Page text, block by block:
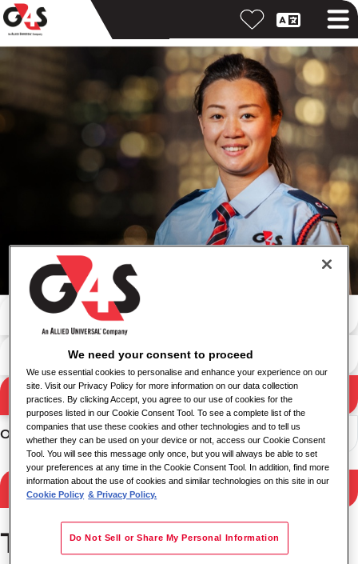
Resultados de búsqueda
Buscar por palabra clave
Buscar
Ordenar
Filtrar resultados
Trabajos en Birmingham
We need your consent to proceed
We use essential cookies to personalise and enhance your experience on our
site. Visit our Privacy Policy for more information on our data collection
practices. By clicking Accept, you agree to our use of cookies for the
purposes listed in our Cookie Consent Tool. To see a complete list of the
companies that use these cookies and other technologies and to tell us
whether they can be used on your device or not, access our Cookie Consent
Tool. You will see this message only once, but you will always be able to set
your preferences at any time in the Cookie Consent Tool. In addition, find more
information about the use of cookies and similar technologies on this site in our
Cookie Policy & Privacy Policy.
Do Not Sell or Share My Personal Information